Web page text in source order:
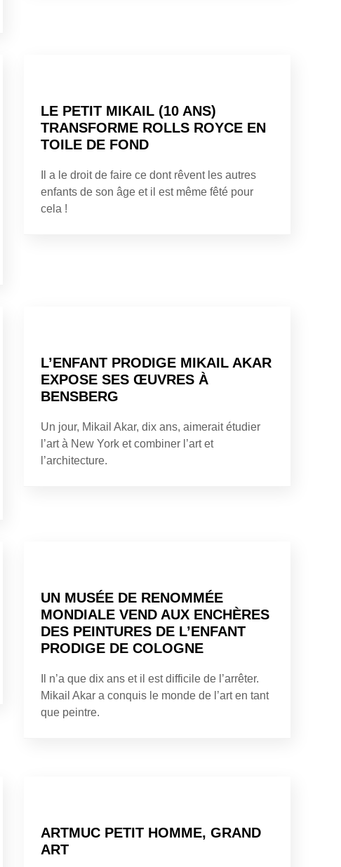
LE PETIT MIKAIL (10 ANS)
TRANSFORME ROLLS ROYCE EN
TOILE DE FOND
Il a le droit de faire ce dont rêvent les autres
enfants de son âge et il est même fêté pour
cela !
L’ENFANT PRODIGE MIKAIL AKAR
EXPOSE SES ŒUVRES À
BENSBERG
Un jour, Mikail Akar, dix ans, aimerait étudier
l’art à New York et combiner l’art et
l’architecture.
UN MUSÉE DE RENOMMÉE
MONDIALE VEND AUX ENCHÈRES
DES PEINTURES DE L’ENFANT
PRODIGE DE COLOGNE
Il n’a que dix ans et il est difficile de l’arrêter.
Mikail Akar a conquis le monde de l’art en tant
que peintre.
ARTMUC PETIT HOMME, GRAND
ART